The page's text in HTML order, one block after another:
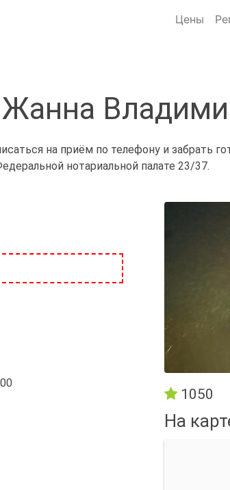
Цены
на приём по телефону и забрать
нотариальной палате 23/37.
1050
На